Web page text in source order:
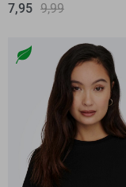
7,95 9,99